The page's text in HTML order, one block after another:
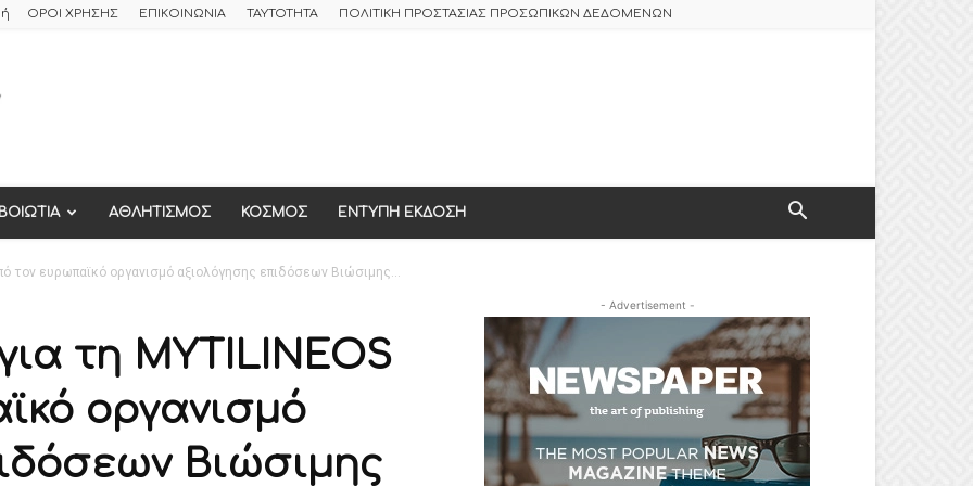
ΟΡΟΙ ΧΡΗΣΗΣ ΕΠΙΚΟΙΝΩΝΙΑ ΤΑΥΤΟΤΗΤΑ ΠΟΛΙΤΙΚΗ ΠΡΟΣΤΑΣΙΑΣ ΠΡΟΣΩΠΙΚΩΝ ΔΕΔΟΜΕΝΩΝ
ΒΟΙΩΤΙΑ ΑΘΛΗΤΙΣΜΟΣ ΚΟΣΜΟΣ ΕΝΤΥΠΗ ΕΚΔΟΣΗ
τον ευρωπαϊκό οργανισμό αξιολόγησης επιδόσεων Βιώσιμης...
τη MYTILINEOS
οργανισμό
Βιώσιμης
- Advertisement -